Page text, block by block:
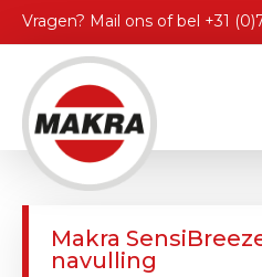
Vragen? Mail ons of bel +31
Makra
navulling